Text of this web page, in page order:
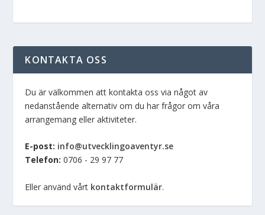
KONTAKTA OSS
Du är välkommen att kontakta oss via något av
nedanstående alternativ om du har frågor om våra
arrangemang eller aktiviteter.
E-post: info@utvecklingoaventyr.se
Telefon: 0706 - 29 97 77
Eller använd vårt kontaktformulär.